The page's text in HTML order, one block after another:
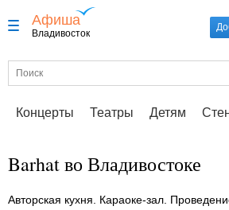
Афиша
Владивосток
Концерты Театры Детям
Barhat во Владивостоке
Авторская кухня. Караоке-зал.